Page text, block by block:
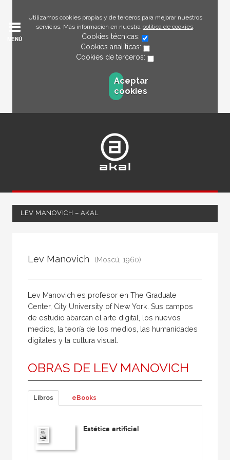
Utilizamos cookies propias y de terceros para mejorar nuestros
servicios. Más información en nuestra política de cookies.
Cookies técnicas:
Cookies analíticas:
Cookies de terceros:
Aceptar
cookies
MENÚ
LEV MANOVICH – AKAL
Coordinador
Editor
Editora
Escritora
Ilustrador
Traductora
Lev Manovich (Moscú, 1960)
Lev Manovich es profesor en The Graduate
Center, City University of New York. Sus campos
de estudio abarcan el arte digital, los nuevos
medios, la teoría de los medios, las humanidades
digitales y la cultura visual.
OBRAS DE LEV MANOVICH
Libros eBooks
Estética artificial